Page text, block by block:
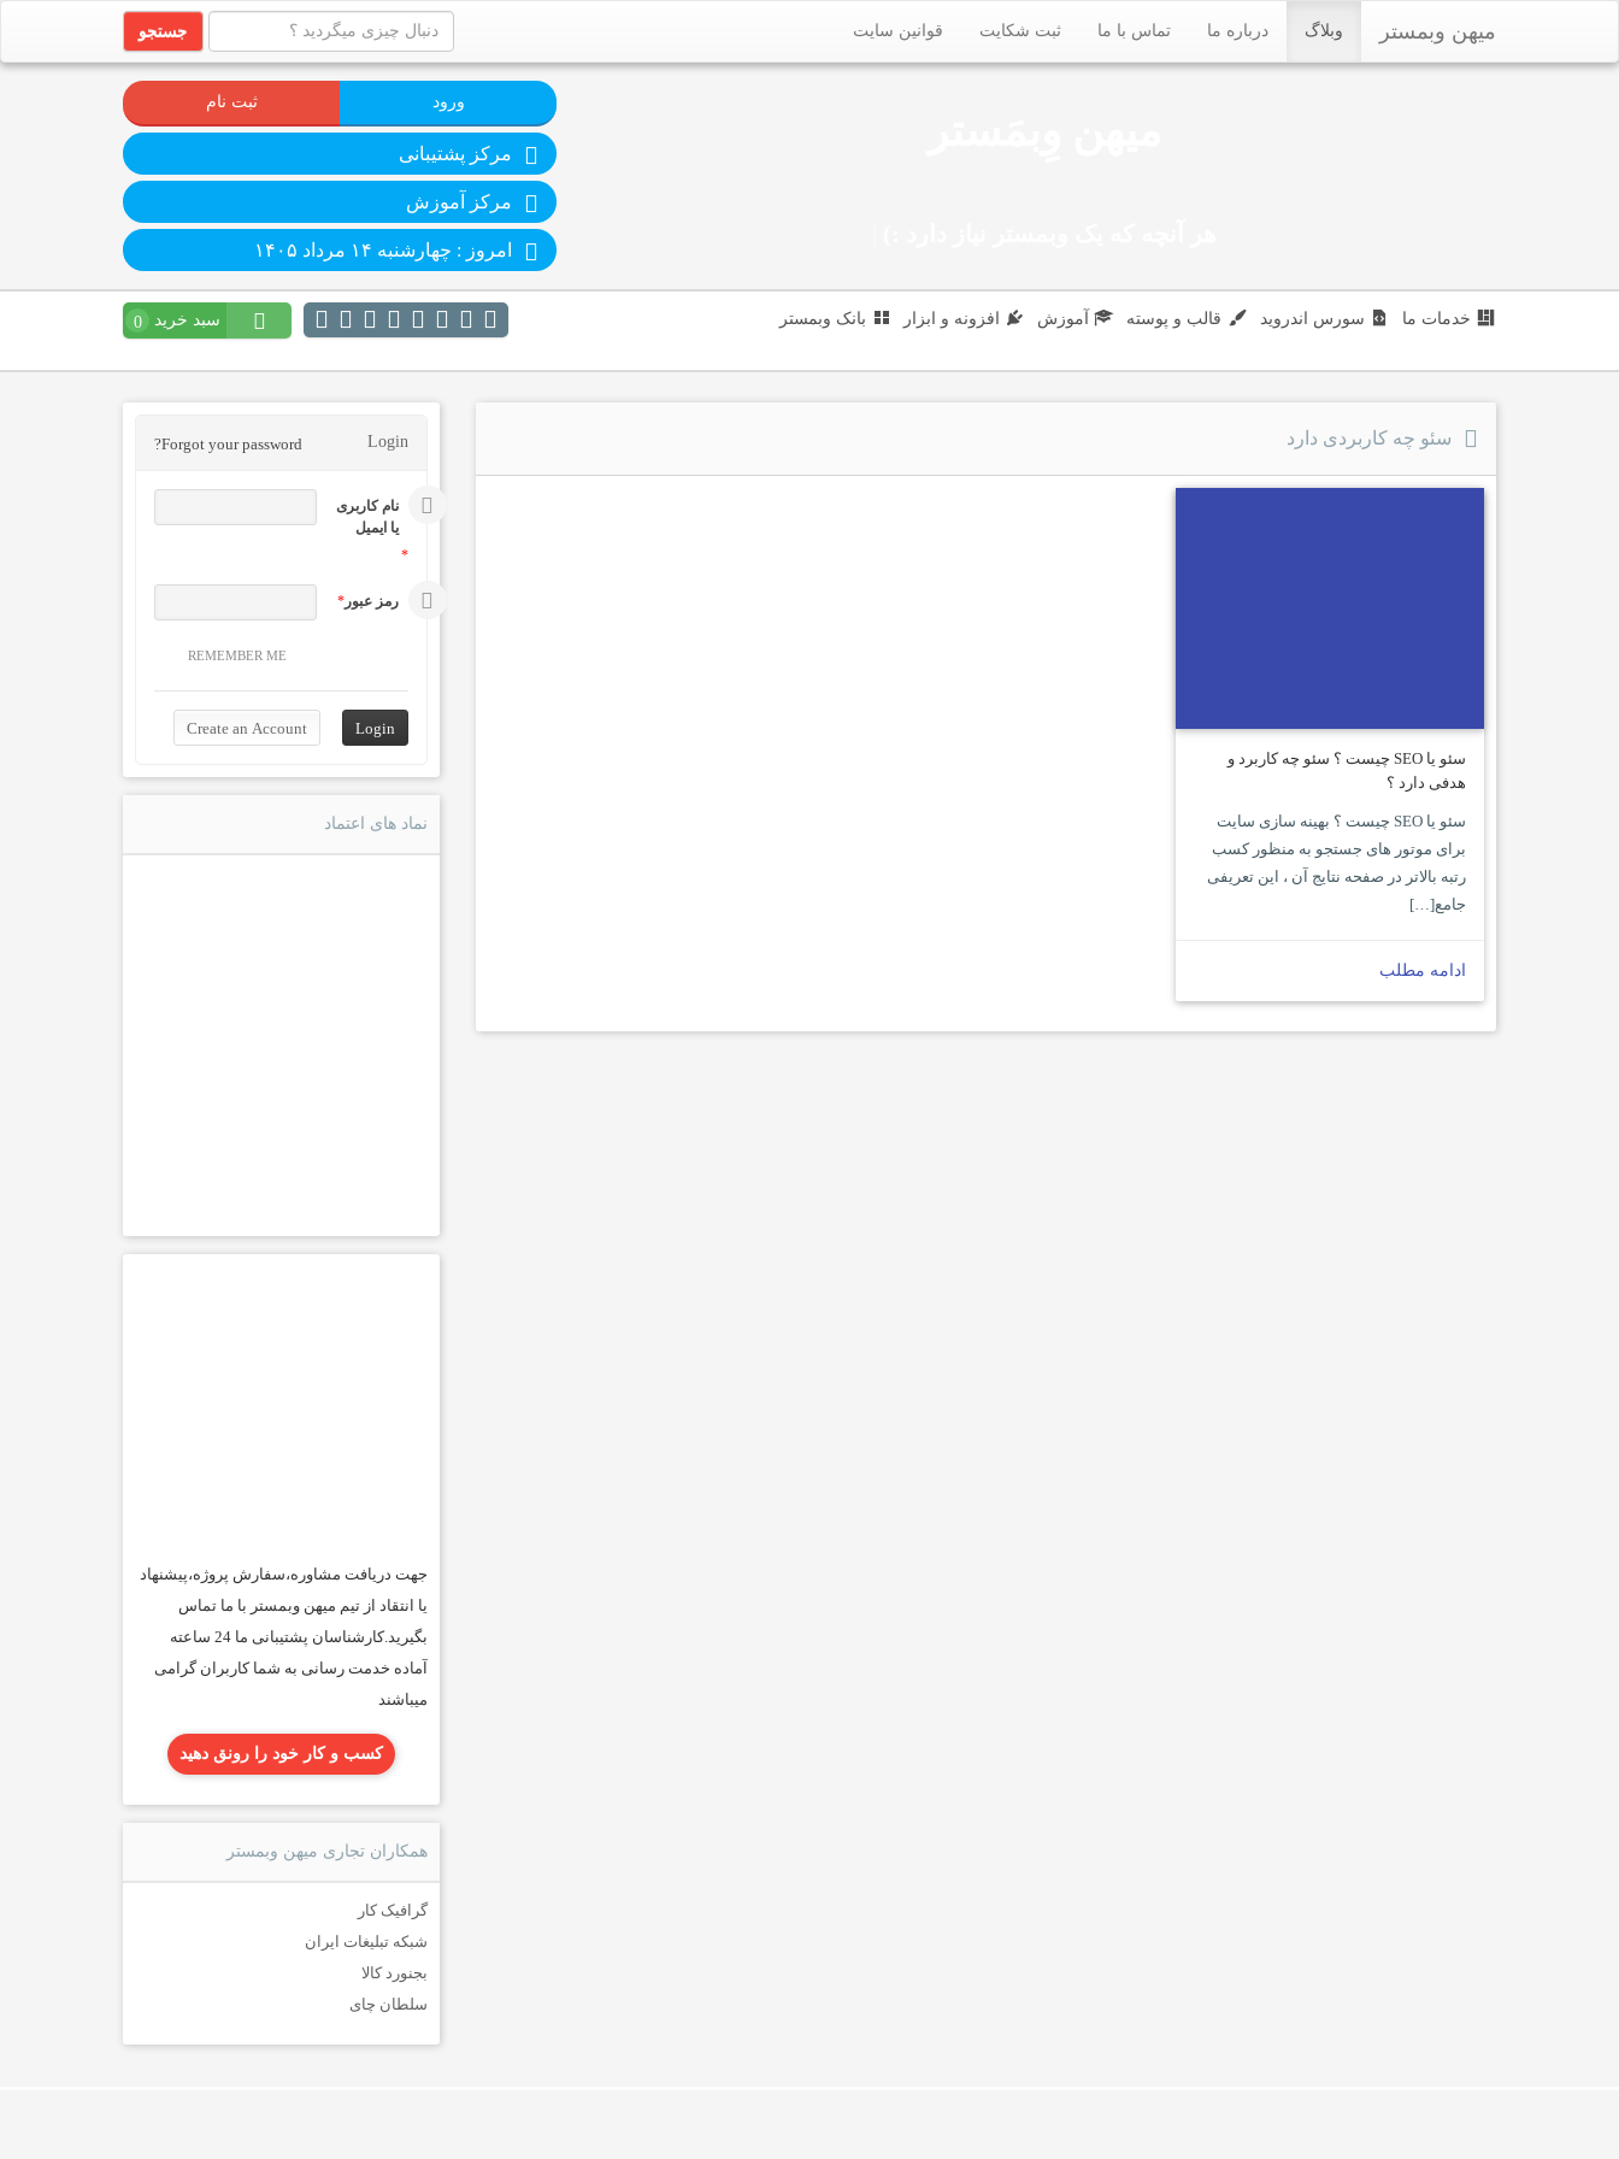
میهن وبمستر وبلاگ درباره ما تماس با ما ثبت شکایت قوانین سایت جستجو
ورود ثبت نام
مرکز پشتیبانی
مرکز آموزش
امروز : چهارشنبه ۱۴ مرداد ۱۴۰۵
خدمات ما سورس اندروید قالب و پوسته آموزش افزونه و ابزار بانک وبمستر سبد خرید 0
سئو چه کاربردی دارد
سئو یا SEO چیست ؟ سئو چه کاربرد و
هدفی دارد ؟
سئو یا SEO چیست ؟ بهینه سازی سایت
برای موتور های جستجو به منظور کسب
رتبه بالاتر در صفحه نتایج آن ، این تعریفی
جامع[…]
ادامه مطلب
Login
Forgot your password?
نام کاربری
یا ایمیل
*
رمز عبور*
REMEMBER ME
نماد های اعتماد
جهت دریافت مشاوره،سفارش پروژه،پیشنهاد
یا انتقاد از تیم میهن وبمستر با ما تماس
بگیرید.کارشناسان پشتیبانی ما 24 ساعته
آماده خدمت رسانی به شما کاربران گرامی
میباشند
کسب و کار خود را رونق دهید
همکاران تجاری میهن وبمستر
گرافیک کار
شبکه تبلیغات ایران
بجنورد کالا
سلطان چای